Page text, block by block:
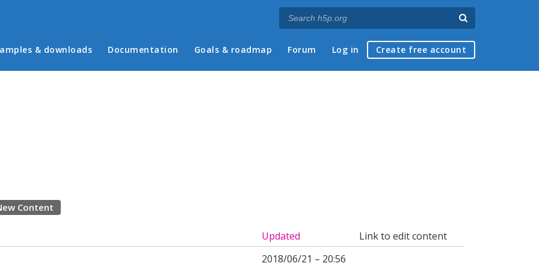
menu
& downloads Documentation Goals & roadmap Forum Log in Create free account
Content
Updated
Link to edit content
2018/06/21 – 20:56